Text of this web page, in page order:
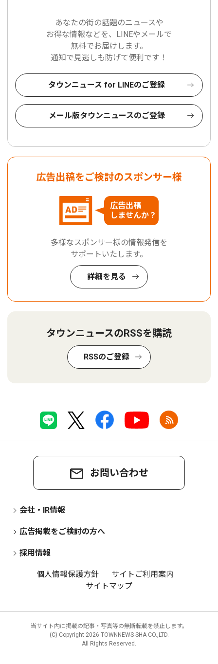
あなたの街の話題のニュースや
お得な情報などを、LINEやメールで
無料でお届けします。
通知で見逃しも防げて便利です！
タウンニュース for LINEのご登録
メール版タウンニュースのご登録
広告出稿をご検討のスポンサー様
広告出稿
しませんか？
多様なスポンサー様の情報発信を
サポートいたします。
詳細を見る
タウンニュースのRSSを購読
RSSのご登録
お問い合わせ
会社・IR情報
広告掲載をご検討の方へ
採用情報
個人情報保護方針
サイトご利用案内
サイトマップ
当サイト内に掲載の記事・写真等の無断転載を禁止します。
(C) Copyright 2026 TOWNNEWS-SHA CO.,LTD.
All Rights Reserved.